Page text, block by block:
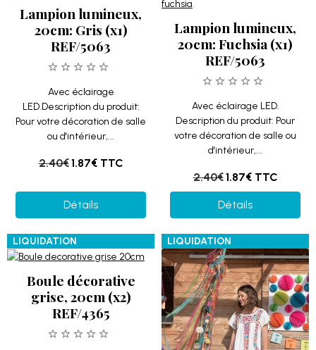
Lampion lumineux,
20cm: Gris (x1)
REF/5063
Avec éclairage
LED.Description du produit:
Pour votre décoration de salle
ou d'intérieur,...
2.40€1.87€ TTC
Détails
Lampion lumineux,
20cm: Fuchsia (x1)
REF/5063
Avec éclairage LED.
Description du produit: Pour
votre décoration de salle ou
d'intérieur,...
2.40€1.87€ TTC
Détails
LIQUIDATION
Boule décorative
grise, 20cm (x2)
REF/4365
LIQUIDATION